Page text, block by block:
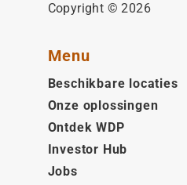
Copyright © 2026
Menu
Beschikbare locaties
Onze oplossingen
Ontdek WDP
Investor Hub
Jobs